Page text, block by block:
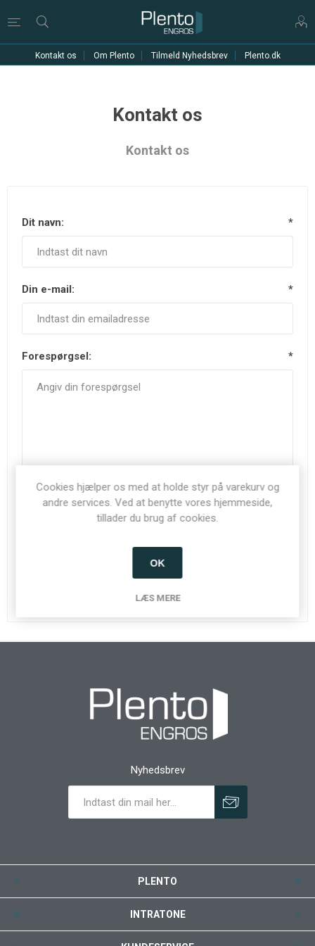
Kontakt os Om Plento Tilmeld Nyhedsbrev Plento.dk
Kontakt os
Kontakt os
Dit navn: *
Din e-mail: *
Forespørgsel: *
INDSEND
Nyhedsbrev
PLENTO
INTRATONE
Cookies hjælper os med at holde styr på varekurv og
andre services. Ved at benytte vores hjemmeside,
tillader du brug af cookies.
OK
LÆS MERE